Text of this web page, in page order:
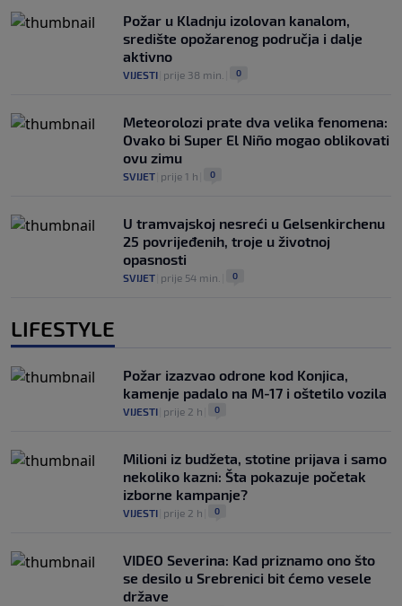
Požar u Kladnju izolovan kanalom,
središte opožarenog područja i dalje
aktivno
VIJESTI prije 38 min. 0
Meteorolozi prate dva velika fenomena:
Ovako bi Super El Niño mogao oblikovati
ovu zimu
SVIJET prije 1 h 0
U tramvajskoj nesreći u Gelsenkirchenu
25 povrijeđenih, troje u životnoj
opasnosti
SVIJET prije 54 min. 0
LIFESTYLE
Požar izazvao odrone kod Konjica,
kamenje padalo na M-17 i oštetilo vozila
VIJESTI prije 2 h 0
Milioni iz budžeta, stotine prijava i samo
nekoliko kazni: Šta pokazuje početak
izborne kampanje?
VIJESTI prije 2 h 0
VIDEO Severina: Kad priznamo ono što
se desilo u Srebrenici bit ćemo vesele
države